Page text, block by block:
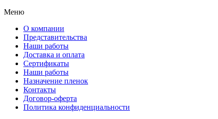
Меню
О компании
Представительства
Наши работы
Доставка и оплата
Сертификаты
Наши работы
Назначение пленок
Контакты
Договор-оферта
Политика конфиденциальности